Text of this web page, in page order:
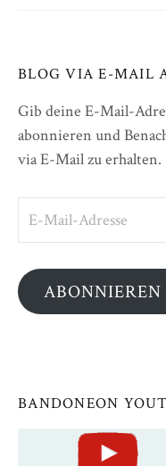
BLOG VIA E-MAIL
Gib deine E-Mail-
abonnieren und
via E-Mail zu erhalten.
ABONNIEREN
BANDONEON